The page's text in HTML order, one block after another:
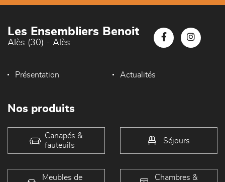
Les Ensembliers Benoit
Alès (30) - Alès
Présentation Actualités
Nos produits
Canapés &
fauteuils
Séjours
Meubles de
Chambres &